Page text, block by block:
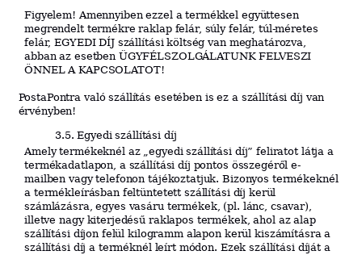
Figyelem! Amennyiben ezzel a termékkel együttesen
megrendelt termékre raklap felár, súly felár, túl-méretes
felár, EGYEDI DÍJ szállítási költség van meghatározva,
abban az esetben ÜGYFÉLSZOLGÁLATUNK FELVESZI
ÖNNEL A KAPCSOLATOT!
PostaPontra való szállítás esetében is ez a szállítási díj van
érvényben!
3.5. Egyedi szállítási díj
Amely termékeknél az „egyedi szállítási díj” feliratot látja a
termékadatlapon, a szállítási díj pontos összegéről e-
mailben vagy telefonon tájékoztatjuk. Bizonyos termékeknél
a termékleírásban feltüntetett szállítási díj kerül
számlázásra, egyes vasáru termékek, (pl. lánc, csavar),
illetve nagy kiterjedésű raklapos termékek, ahol az alap
szállítási díjon felül kilogramm alapon kerül kiszámításra a
szállítási díj a terméknél leírt módon. Ezek szállítási díját a